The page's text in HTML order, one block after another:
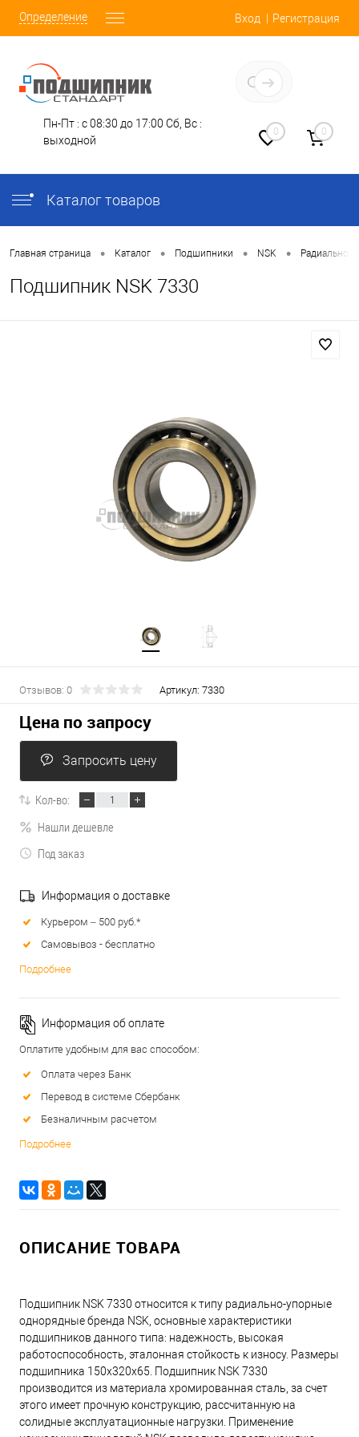
Определение Вход Регистрация
Пн-Пт : с 08:30 до 17:00 Сб, Вс :
выходной
0 0
Каталог товаров
Главная страница • Каталог • Подшипники • NSK • Радиально-
Подшипник NSK 7330
Отзывов: 0 Артикул: 7330
Цена по запросу
Запросить цену
Кол-во:
Нашли дешевле
Под заказ
Информация о доставке
Курьером – 500 руб.*
Самовывоз - бесплатно
Подробнее
Информация об оплате
Оплатите удобным для вас способом:
Оплата через Банк
Перевод в системе Сбербанк
Безналичным расчетом
Подробнее
ОПИСАНИЕ ТОВАРА
Подшипник NSK 7330 относится к типу радиально-упорные
однорядные бренда NSK, основные характеристики
подшипников данного типа: надежность, высокая
работоспособность, эталонная стойкость к износу. Размеры
подшипника 150x320x65. Подшипник NSK 7330
производится из материала хромированная сталь, за счет
этого имеет прочную конструкцию, рассчитанную на
солидные эксплуатационные нагрузки. Применение